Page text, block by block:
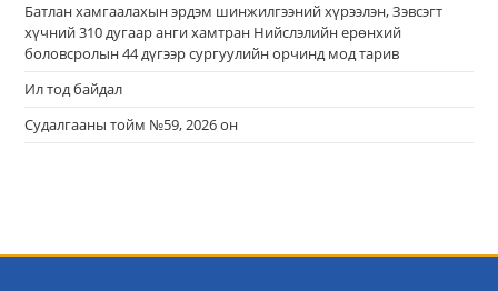
Батлан хамгаалахын эрдэм шинжилгээний хүрээлэн, Зэвсэгт
хүчний 310 дугаар анги хамтран Нийслэлийн ерөнхий
боловсролын 44 дүгээр сургуулийн орчинд мод тарив
Ил тод байдал
Судалгааны тойм №59, 2026 он